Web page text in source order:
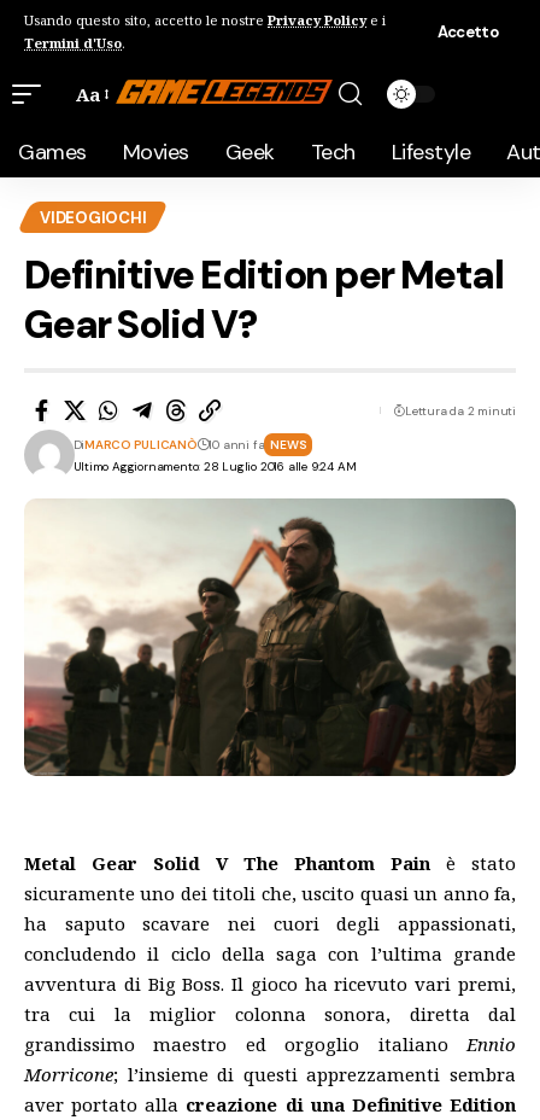
Usando questo sito, accetto le nostre Privacy Policye i
Termini d'Uso.
Accetto
Aa
Games Movies Geek Tech Lifestyle
VIDEOGIOCHI
Definitive Edition per Metal
Gear Solid V?
Ultimo Aggiornamento: 28 Luglio 2016 alle 9:24 AM
DiMARCO PULICANÒ 10 anni fa NEWS
Lettura da 2 minuti
Metal Gear Solid V The Phantom Pain è stato
sicuramente uno dei titoli che, uscito quasi un anno fa,
ha saputo scavare nei cuori degli appassionati,
concludendo il ciclo della saga con l’ultima grande
avventura di Big Boss. Il gioco ha ricevuto vari premi,
tra cui la miglior colonna sonora, diretta dal
grandissimo maestro ed orgoglio italiano Ennio
Morricone; l’insieme di questi apprezzamenti sembra
aver portato alla creazione di una Definitive Edition